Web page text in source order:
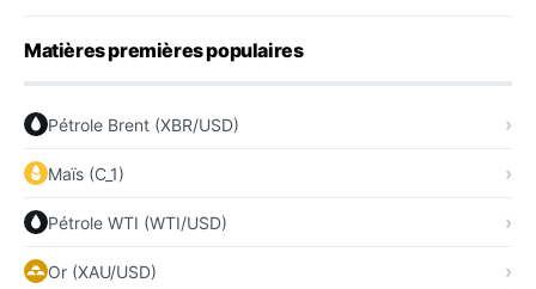
Matières premières populaires
Pétrole Brent (XBR/USD)
Maïs (C_1)
Pétrole WTI (WTI/USD)
Or (XAU/USD)